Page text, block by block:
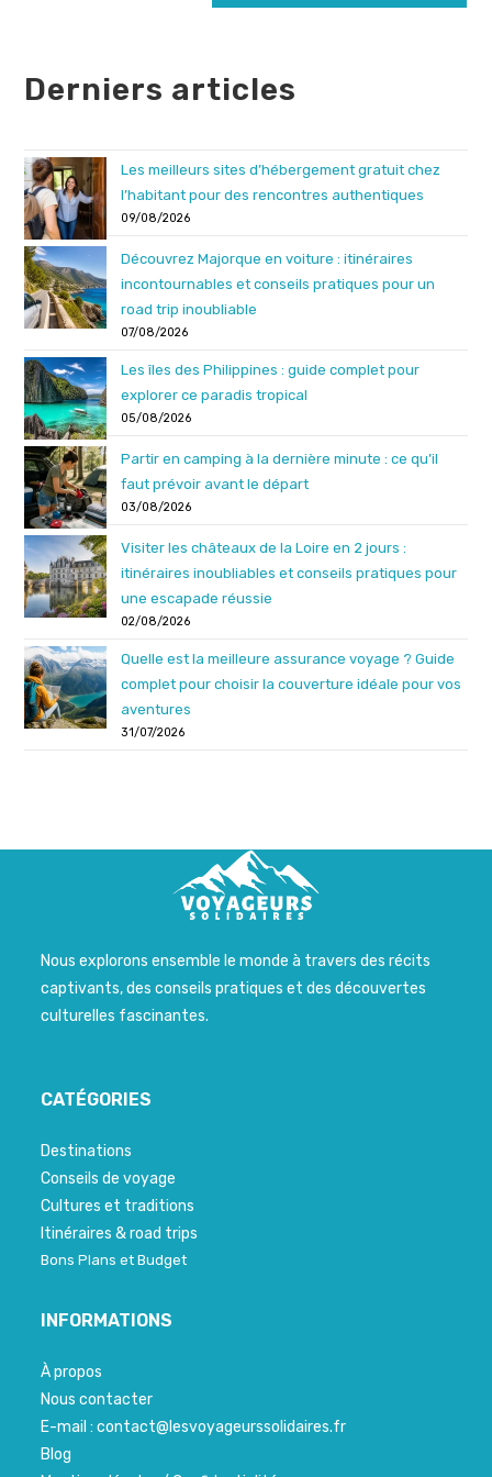
Derniers articles
Les meilleurs sites d’hébergement gratuit chez
l’habitant pour des rencontres authentiques
09/08/2026
Découvrez Majorque en voiture : itinéraires
incontournables et conseils pratiques pour un
road trip inoubliable
07/08/2026
Les îles des Philippines : guide complet pour
explorer ce paradis tropical
05/08/2026
Partir en camping à la dernière minute : ce qu’il
faut prévoir avant le départ
03/08/2026
Visiter les châteaux de la Loire en 2 jours :
itinéraires inoubliables et conseils pratiques pour
une escapade réussie
02/08/2026
Quelle est la meilleure assurance voyage ? Guide
complet pour choisir la couverture idéale pour vos
aventures
31/07/2026
Nous explorons ensemble le monde à travers des récits
captivants, des conseils pratiques et des découvertes
culturelles fascinantes.
CATÉGORIES
Destinations
Conseils de voyage
Cultures et traditions
Itinéraires & road trips
Bons Plans et Budget
INFORMATIONS
À propos
Nous contacter
E-mail : contact@lesvoyageurssolidaires.fr
Blog